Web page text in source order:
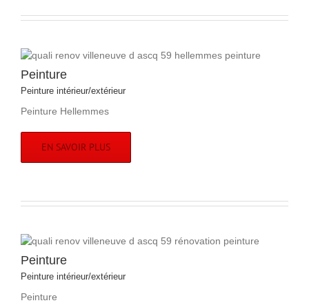
Peinture
Peinture intérieur/extérieur
Peinture Hellemmes
EN SAVOIR PLUS
Peinture
Peinture intérieur/extérieur
Peinture